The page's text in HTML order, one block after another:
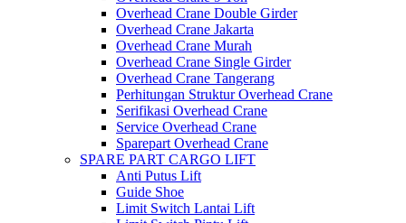
Overhead Crane Double Girder
Overhead Crane Jakarta
Overhead Crane Murah
Overhead Crane Single Girder
Overhead Crane Tangerang
Perhitungan Struktur Overhead Crane
Serifikasi Overhead Crane
Service Overhead Crane
Sparepart Overhead Crane
SPARE PART CARGO LIFT
Anti Putus Lift
Guide Shoe
Limit Switch Lantai Lift